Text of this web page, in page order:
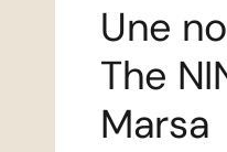
Une
The
Marsa